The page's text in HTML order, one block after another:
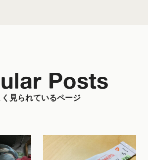
く見られているページ
Posts